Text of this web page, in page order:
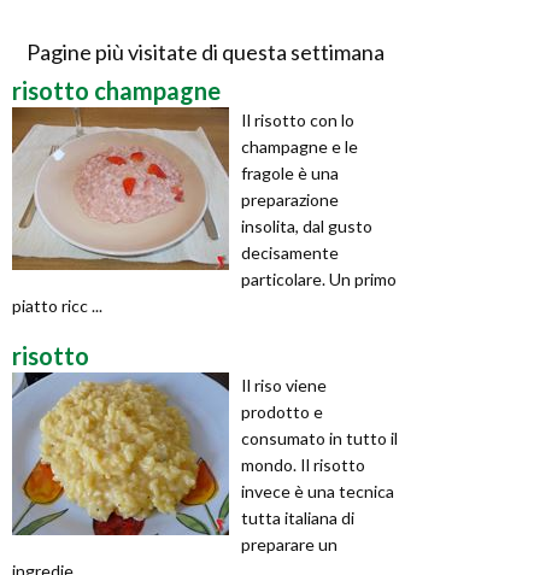
Pagine più visitate di questa settimana
risotto champagne
Il risotto con lo
champagne e le
fragole è una
preparazione
insolita, dal gusto
decisamente
particolare. Un primo
piatto ricc ...
risotto
Il riso viene
prodotto e
consumato in tutto il
mondo. Il risotto
invece è una tecnica
tutta italiana di
preparare un